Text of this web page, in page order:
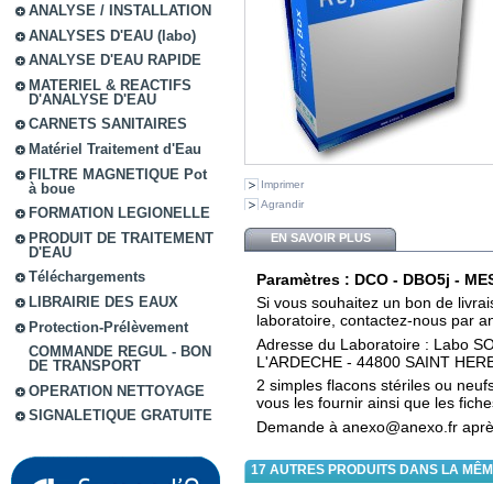
ANALYSE / INSTALLATION
ANALYSES D'EAU (labo)
ANALYSE D'EAU RAPIDE
MATERIEL & REACTIFS
D'ANALYSE D'EAU
CARNETS SANITAIRES
Matériel Traitement d'Eau
FILTRE MAGNETIQUE Pot
à boue
FORMATION LEGIONELLE
PRODUIT DE TRAITEMENT
D'EAU
Téléchargements
LIBRAIRIE DES EAUX
Protection-Prélèvement
COMMANDE REGUL - BON
DE TRANSPORT
OPERATION NETTOYAGE
SIGNALETIQUE GRATUITE
Imprimer
Agrandir
EN SAVOIR PLUS
Paramètres : DCO - DBO5j -
Si vous souhaitez un bon de
laboratoire, contactez-nous par
Adresse du Laboratoire : Labo
L'ARDECHE - 44800 SAINT
2 simples flacons stériles ou
vous les fournir ainsi que les
Demande à anexo@anexo.fr
17 AUTRES PRODUITS DANS LA